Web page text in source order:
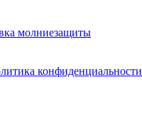
молниезащиты
конфиденциальности